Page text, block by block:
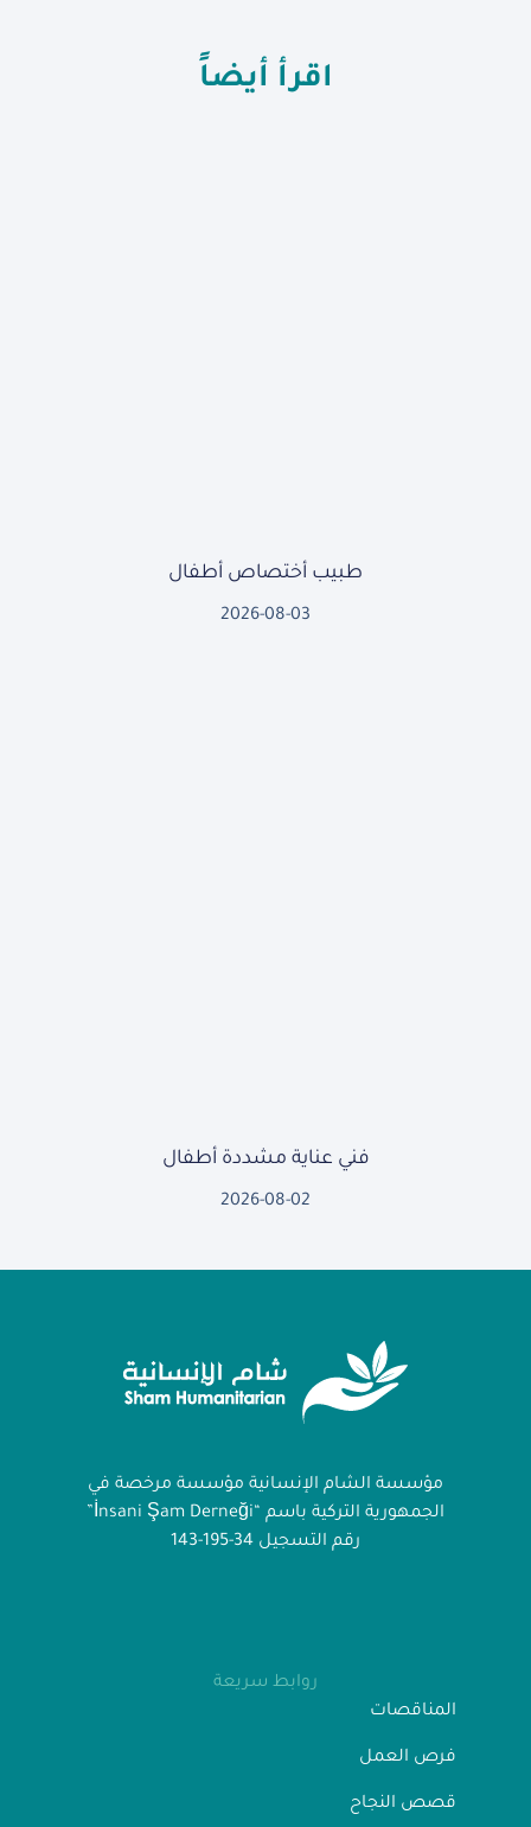
اقرأ أيضاً
طبيب أختصاص أطفال
2026-08-03
فني عناية مشددة أطفال
2026-08-02
مؤسسة الشام الإنسانية مؤسسة مرخصة في
الجمهورية التركية باسم “İnsani Şam Derneği”
رقم التسجيل 34-195-143
روابط سريعة
المناقصات
فرص العمل
قصص النجاح